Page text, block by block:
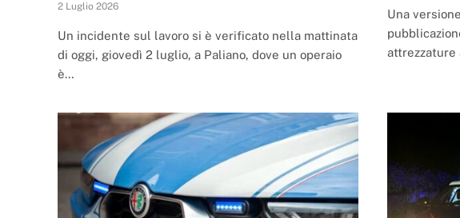
2 Luglio 2026
Un incidente sul lavoro si è verificato nella mattinata
di oggi, giovedì 2 luglio, a Paliano, dove un operaio
è…
Una
attrezzature